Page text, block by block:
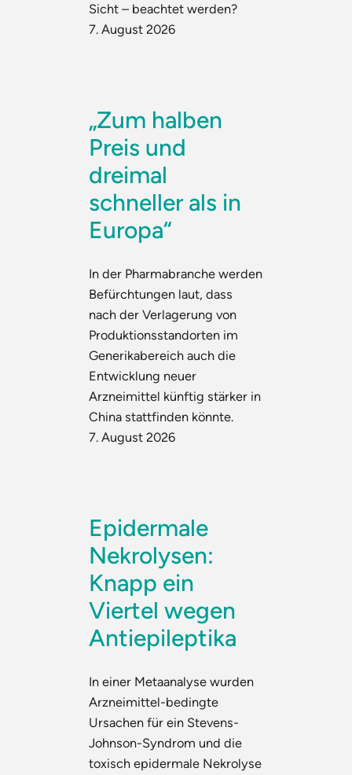
Sicht – beachtet werden?
7. August 2026
„Zum halben
Preis und
dreimal
schneller als in
Europa“
In der Pharmabranche werden
Befürchtungen laut, dass
nach der Verlagerung von
Produktionsstandorten im
Generikabereich auch die
Entwicklung neuer
Arzneimittel künftig stärker in
China stattfinden könnte.
7. August 2026
Epidermale
Nekrolysen:
Knapp ein
Viertel wegen
Antiepileptika
In einer Metaanalyse wurden
Arzneimittel-bedingte
Ursachen für ein Stevens-
Johnson-Syndrom und die
toxisch epidermale Nekrolyse